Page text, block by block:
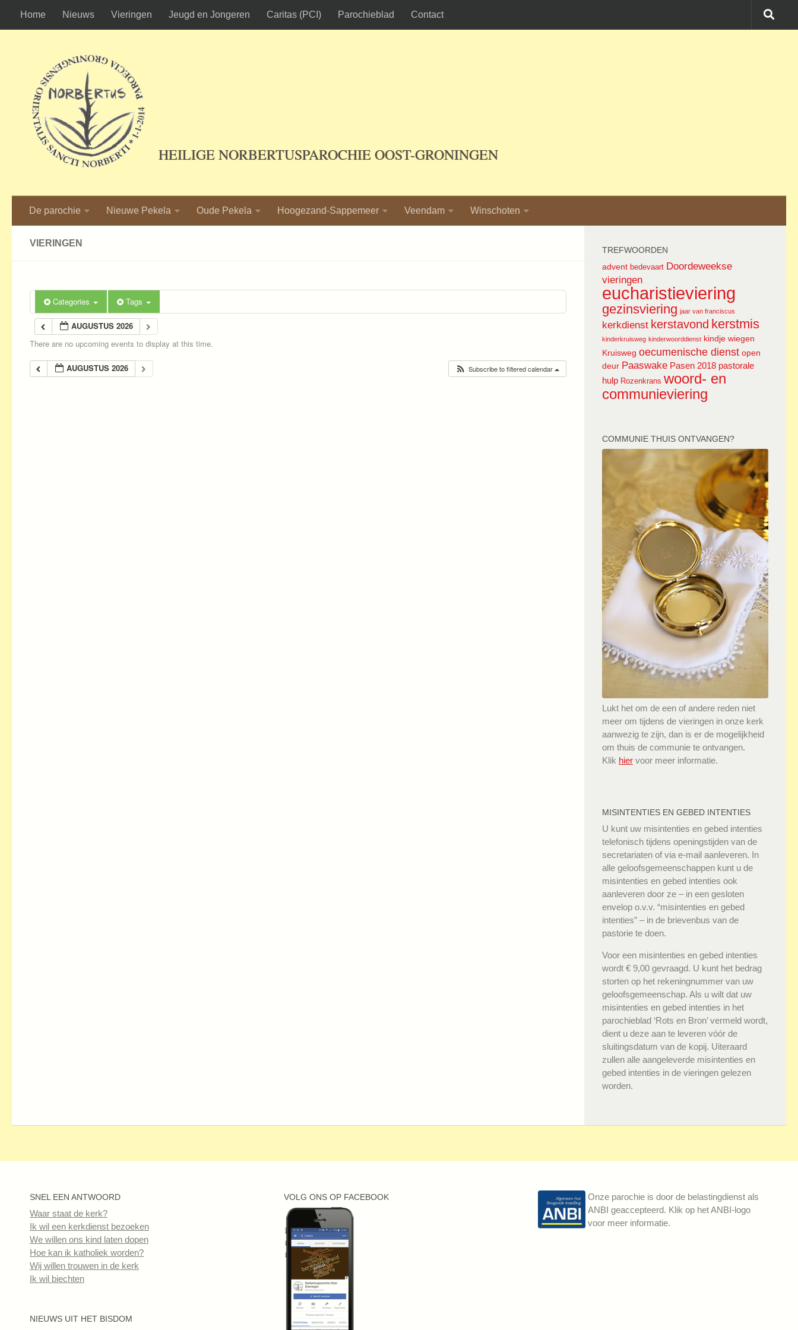
Ga naar de inhoud
Home Nieuws Vieringen Jeugd en Jongeren Caritas (PCI) Parochieblad Contact
HEILIGE NORBERTUSPAROCHIE OOST-GRONINGEN
De parochie Nieuwe Pekela Oude Pekela Hoogezand-Sappemeer Veendam Winschoten
VIERINGEN
Categories Tags
AUGUSTUS 2026
There are no upcoming events to display at this time.
AUGUSTUS 2026 Subscribe to filtered calendar
TREFWOORDEN
advent bedevaart Doordeweekse
vieringen
eucharistieviering
gezinsviering jaar van franciscus
kerkdienst kerstavond kerstmis
kinderkruisweg kinderwoorddienst kindje wiegen
Kruisweg oecumenische dienst open
deur Paaswake Pasen 2018 pastorale
hulp Rozenkrans woord- en
communieviering
COMMUNIE THUIS ONTVANGEN?
Lukt het om de een of andere reden niet
meer om tijdens de vieringen in onze kerk
aanwezig te zijn, dan is er de mogelijkheid
om thuis de communie te ontvangen.
Klik hier voor meer informatie.
MISINTENTIES EN GEBED INTENTIES
U kunt uw misintenties en gebed intenties
telefonisch tijdens openingstijden van de
secretariaten of via e-mail aanleveren. In
alle geloofsgemeenschappen kunt u de
misintenties en gebed intenties ook
aanleveren door ze – in een gesloten
envelop o.v.v. “misintenties en gebed
intenties” – in de brievenbus van de
pastorie te doen.
Voor een misintenties en gebed intenties
wordt € 9,00 gevraagd. U kunt het bedrag
storten op het rekeningnummer van uw
geloofsgemeenschap. Als u wilt dat uw
misintenties en gebed intenties in het
parochieblad ‘Rots en Bron’ vermeld wordt,
dient u deze aan te leveren vóór de
sluitingsdatum van de kopij. Uiteraard
zullen alle aangeleverde misintenties en
gebed intenties in de vieringen gelezen
worden.
SNEL EEN ANTWOORD
Waar staat de kerk?
Ik wil een kerkdienst bezoeken
We willen ons kind laten dopen
Hoe kan ik katholiek worden?
Wij willen trouwen in de kerk
Ik wil biechten
NIEUWS UIT HET BISDOM
VOLG ONS OP FACEBOOK
Onze parochie is door de belastingdienst als
ANBI geaccepteerd. Klik op het ANBI-logo
voor meer informatie.